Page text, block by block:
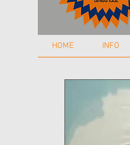
HOME INFO